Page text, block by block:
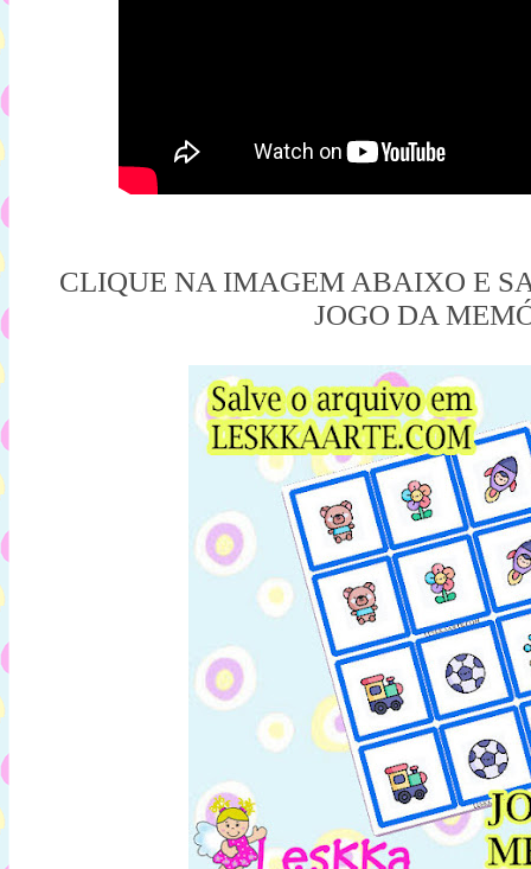
CLIQUE NA IMAGEM ABAIXO E
JOGO DA